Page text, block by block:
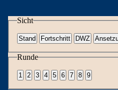
Sicht
Runde